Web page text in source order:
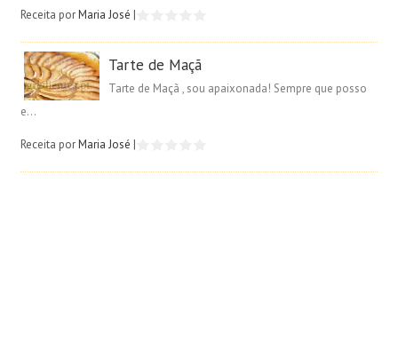
Receita porMaria José |
Tarte de Maçã
Tarte de Maçã , sou apaixonada! Sempre que posso
e...
Receita porMaria José |